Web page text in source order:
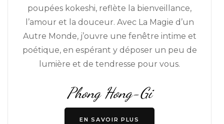
poupées kokeshi, reflète la bienveillance,
l’amour et la douceur. Avec La Magie d’un
Autre Monde, j’ouvre une fenêtre intime et
poétique, en espérant y déposer un peu de
lumière et de tendresse pour vous.
Phong Hong-Gi
EN SAVOIR PLUS